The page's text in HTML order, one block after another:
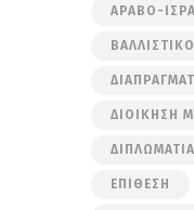
ΑΡΑΒΟ-
ΔΙΟΊΚΗΣΗ
ΔΙΠΛΩΜΑΤΊΑ
ΕΠΊΘΕΣΗ